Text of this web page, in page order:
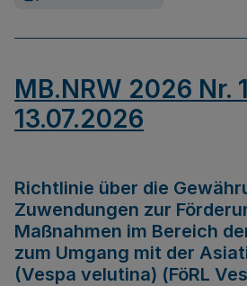
MB.NRW 2026 Nr.
13.07.2026
Richtlinie über die
Zuwendungen zur
Maßnahmen im Bereich
zum Umgang mit der
(Vespa velutina) (FöRL